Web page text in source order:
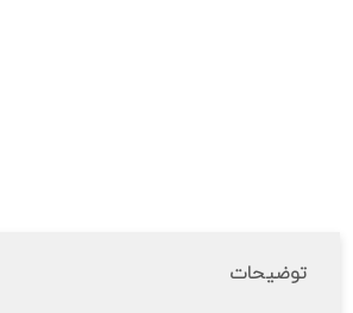
توضیحات